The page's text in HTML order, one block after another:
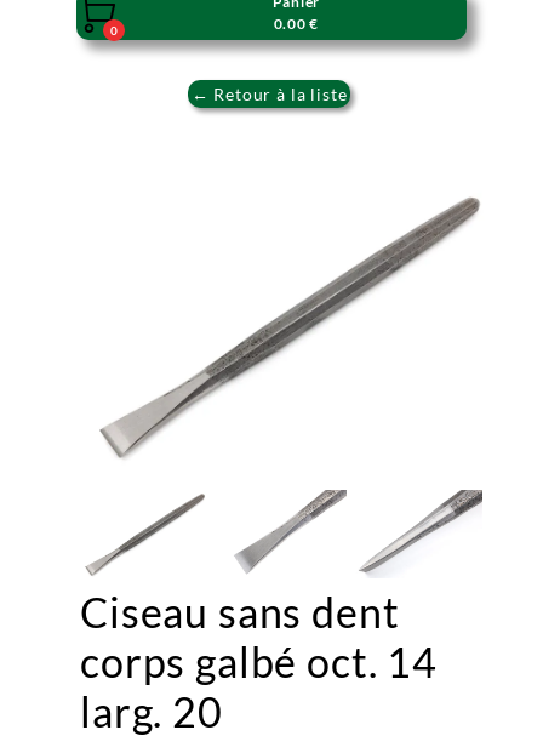

0
0.00 €
← Retour à la liste
Ciseau sans dent
corps galbé oct. 14
larg. 20